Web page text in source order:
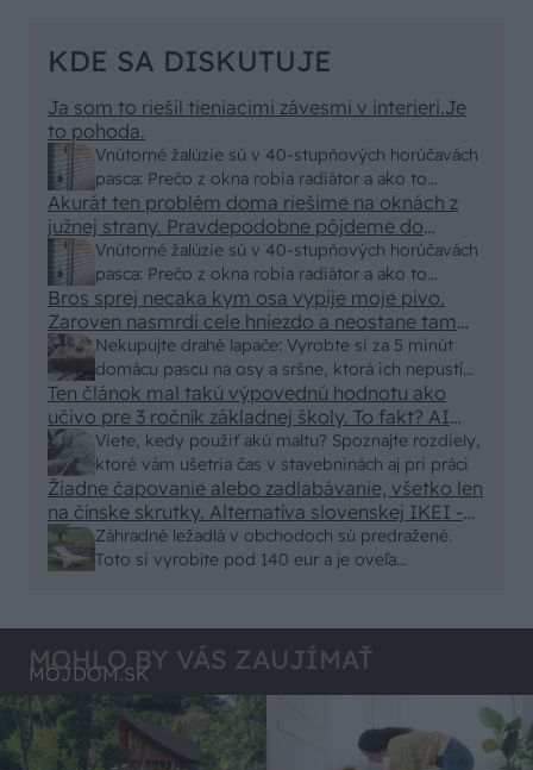
KDE SA DISKUTUJE
Vnútorné žalúzie sú v 40-stupňových horúčavách
pasca: Prečo z okna robia radiátor a ako to
vyriešiť za pár eur?
Ja som to riešil tieniacimi závesmi v interieri.Je
to pohoda.
Vnútorné žalúzie sú v 40-stupňových horúčavách
pasca: Prečo z okna robia radiátor a ako to
vyriešiť za pár eur?
Akurát ten problém doma riešime na oknách z
južnej strany. Pravdepodobne pôjdeme do
vonkajšieho tienenia na spôsob markízy
250x150cm. Čínsky predajcovia idú okolo 100
eur kus.
Nekupujte drahé lapače: Vyrobte si za 5 minút
domácu pascu na osy a sršne, ktorá ich nepustí
von
Bros sprej necaka kym osa vypije moje pivo.
Zaroven nasmrdi cele hniezdo a neostane tam
nic zive. Vasa pasca naucinke moc efektivne.
Skor pritiahne slimaky
Viete, kedy použiť akú maltu? Spoznajte rozdiely,
ktoré vám ušetria čas v stavebninách aj pri práci
Ten článok mal takú výpovednú hodnotu ako
učivo pre 3 ročník základnej školy. To fakt? AI
alebo nejaka kniha z VŠ? Dnešné rychlotvrdnuce
malty - pevnosť 40 Mpa a doba schnutia tak 15
minut , k tomu vodotesné s kryštálikou. A rozdiel
- schnutie a zretie. Nič?
Záhradné ležadlá v obchodoch sú predražené.
Toto si vyrobíte pod 140 eur a je oveľa
Žiadne čapovanie alebo zadlabávanie, všetko len
na čínske skrutky. Alternatíva slovenskej IKEI -
čo sa týka pevnosti. Autor si nedal veľa námahy s
remeselným spracovaním, škoda. No lepšie než
MOHLO BY VÁS ZAUJÍMAŤ
MÔJDOM.SK